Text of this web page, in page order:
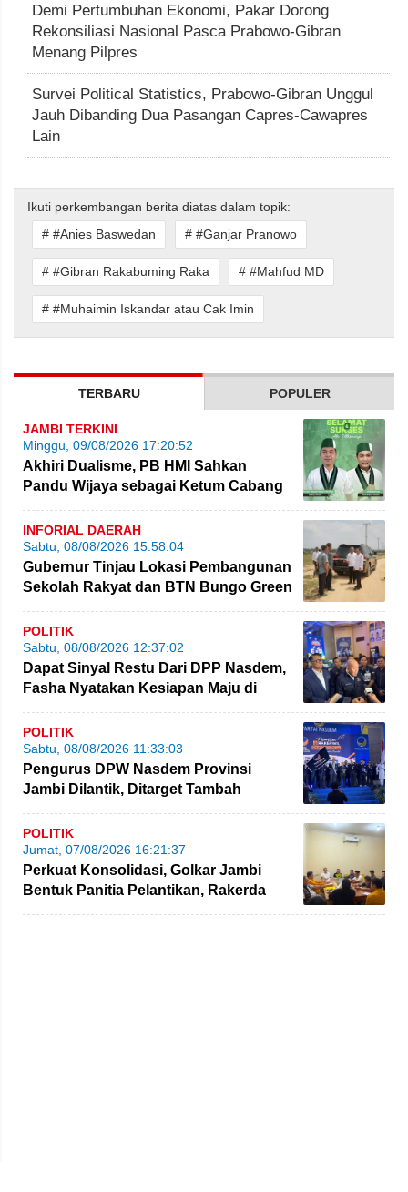
Demi Pertumbuhan Ekonomi, Pakar Dorong
Rekonsiliasi Nasional Pasca Prabowo-Gibran
Menang Pilpres
Survei Political Statistics, Prabowo-Gibran Unggul
Jauh Dibanding Dua Pasangan Capres-Cawapres
Lain
Ikuti perkembangan berita diatas dalam topik:
# #Anies Baswedan
# #Ganjar Pranowo
# #Gibran Rakabuming Raka # #Mahfud MD
# #Muhaimin Iskandar atau Cak Imin
TERBARU POPULER
JAMBI TERKINI
Minggu, 09/08/2026 17:20:52
Akhiri Dualisme, PB HMI Sahkan
Pandu Wijaya sebagai Ketum Cabang
Jambi
INFORIAL DAERAH
Sabtu, 08/08/2026 15:58:04
Gubernur Tinjau Lokasi Pembangunan
Sekolah Rakyat dan BTN Bungo Green
City
POLITIK
Sabtu, 08/08/2026 12:37:02
Dapat Sinyal Restu Dari DPP Nasdem,
Fasha Nyatakan Kesiapan Maju di
Pilgub Jambi
POLITIK
Sabtu, 08/08/2026 11:33:03
Pengurus DPW Nasdem Provinsi
Jambi Dilantik, Ditarget Tambah
Perolehan Kursi Legislatif
POLITIK
Jumat, 07/08/2026 16:21:37
Perkuat Konsolidasi, Golkar Jambi
Bentuk Panitia Pelantikan, Rakerda
hingga Bimtek